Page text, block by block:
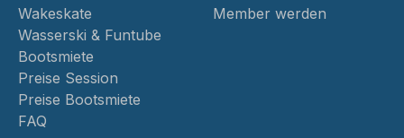
Wakeskate
Wasserski & Funtube
Bootsmiete
Preise Session
Preise Bootsmiete
FAQ
Member werden